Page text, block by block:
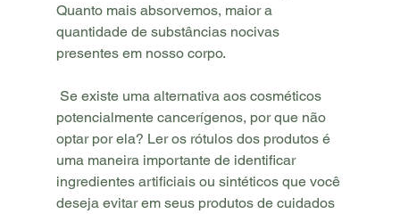
Quanto mais absorvemos, maior a
quantidade de substâncias nocivas
presentes em nosso corpo.
potencialmente cancerígenos, por que não
optar por ela? Ler os rótulos dos produtos é
uma maneira importante de identificar
ingredientes artificiais ou sintéticos que você
deseja evitar em seus produtos de cuidados